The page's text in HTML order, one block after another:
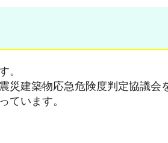
。
災建築物応急危険度判定協議会
ています。